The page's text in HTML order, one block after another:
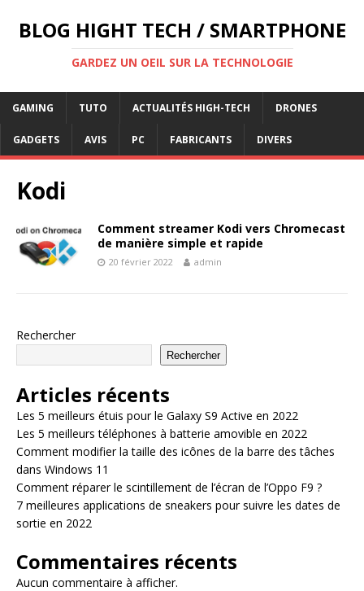
BLOG HIGHT TECH / SMARTPHONE
GARDEZ UN OEIL SUR LA TECHNOLOGIE
GAMING TUTO ACTUALITÉS HIGH-TECH DRONES
GADGETS AVIS PC FABRICANTS DIVERS
Kodi
Comment streamer Kodi vers Chromecast
de manière simple et rapide
20 février 2022 admin
Rechercher
Rechercher
Articles récents
Les 5 meilleurs étuis pour le Galaxy S9 Active en 2022
Les 5 meilleurs téléphones à batterie amovible en 2022
Comment modifier la taille des icônes de la barre des tâches
dans Windows 11
Comment réparer le scintillement de l’écran de l’Oppo F9 ?
7 meilleures applications de sneakers pour suivre les dates de
sortie en 2022
Commentaires récents
Aucun commentaire à afficher.